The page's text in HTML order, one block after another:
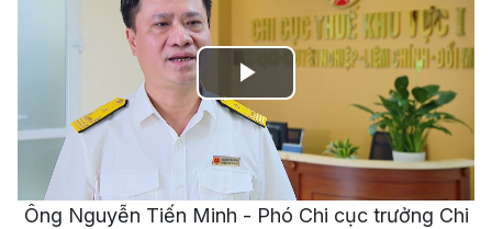
Play
Video
Ông Nguyễn Tiến Minh - Phó Chi cục trưởng Chi